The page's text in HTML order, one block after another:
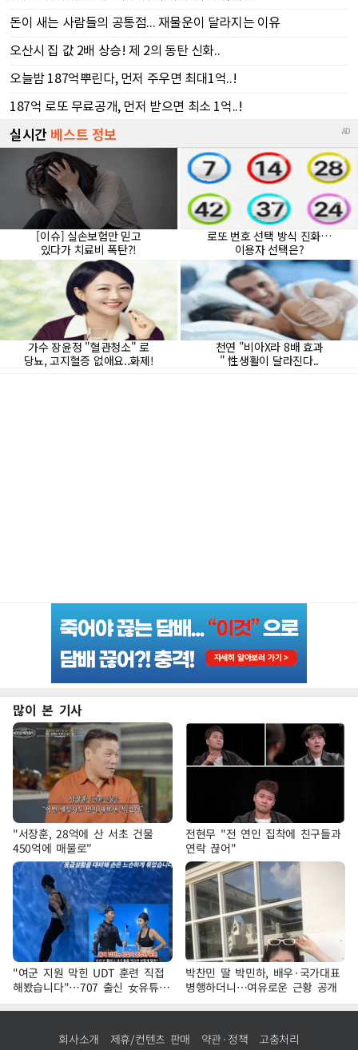
많이 본 기사
"서장훈, 28억에 산 서초 건물
450억에 매물로"
전현무 "전 연인 집착에 친구들과
연락 끊어"
"여군 지원 막힌 UDT 훈련 직접
해봤습니다"…707 출신 女유튜버
'완벽 소화'
박찬민 딸 박민하, 배우·국가대표
병행하더니…여유로운 근황 공개
회사소개 제휴/컨텐츠 판매 약관·정책 고충처리